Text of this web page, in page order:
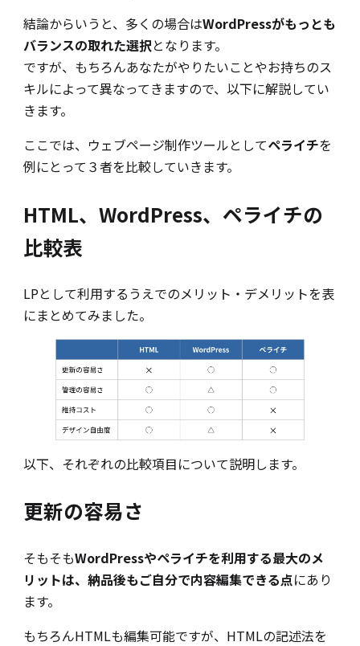
結論からいうと、多くの場合はWordPressがもっとも
バランスの取れた選択となります。
ですが、もちろんあなたがやりたいことやお持ちのス
キルによって異なってきますので、以下に解説してい
きます。
ここでは、ウェブページ制作ツールとしてペライチを
例にとって３者を比較していきます。
HTML、WordPress、ペライチの
比較表
LPとして利用するうえでのメリット・デメリットを表
にまとめてみました。
以下、それぞれの比較項目について説明します。
更新の容易さ
そもそもWordPressやペライチを利用する最大のメ
リットは、納品後もご自分で内容編集できる点にあり
ます。
もちろんHTMLも編集可能ですが、HTMLの記述法を